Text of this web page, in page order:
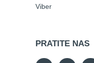
Viber
PRATITE NAS